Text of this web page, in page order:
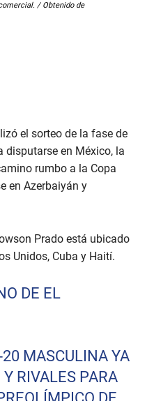
/ Obtenido de
el sorteo de la fase de
disputarse en México, la
rumbo a la Copa
en Azerbaiyán y
Prado está ubicado
Unidos, Cuba y Haití.
DE EL
MASCULINA YA
Y RIVALES PARA